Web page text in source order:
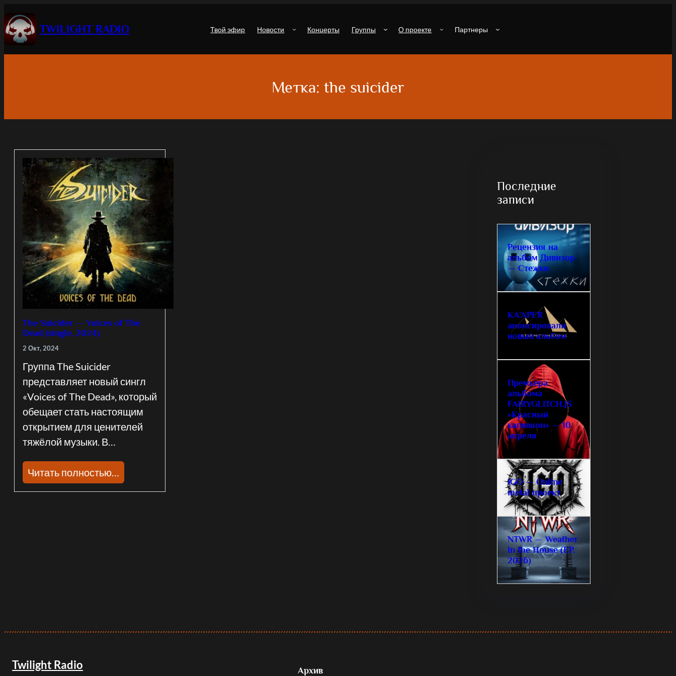
к
содержимому
TWILIGHT RADIO Твой эфир Новости Концерты Группы О проекте Партнеры
Метка: the suicider
The Suicider — Voices of The
Dead (single, 2024)
2 Окт, 2024
Группа The Suicider
представляет новый сингл
«Voices of The Dead», который
обещает стать настоящим
открытием для ценителей
тяжёлой музыки. В…
Читать полностью…
Последние
записи
Рецензия на
альбом Дивизор
— Стежки
KA’APER
анонсировали
новый альбом
Премьера
альбома
FAIRYGLITCH.JS
«Красный
капюшон» — 10
апреля
IGO — Online
metal проект
NTWR — Weather
In the House (EP,
2026)
Twilight Radio Архив